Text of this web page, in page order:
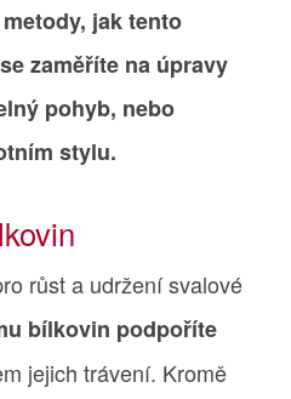
jak tento
zaměříte na úpravy
pohyb, nebo
stylu.
růst a udržení svalové
bílkovin podpoříte
jejich trávení. Kromě